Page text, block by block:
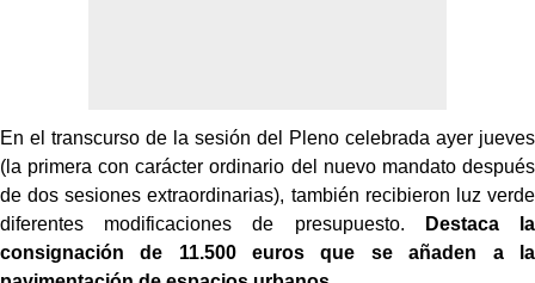
En el transcurso de la sesión del Pleno celebrada ayer jueves
(la primera con carácter ordinario del nuevo mandato después
de dos sesiones extraordinarias), también recibieron luz verde
diferentes modificaciones de presupuesto.
Destaca la
consignación de 11.500 euros que se añaden a la